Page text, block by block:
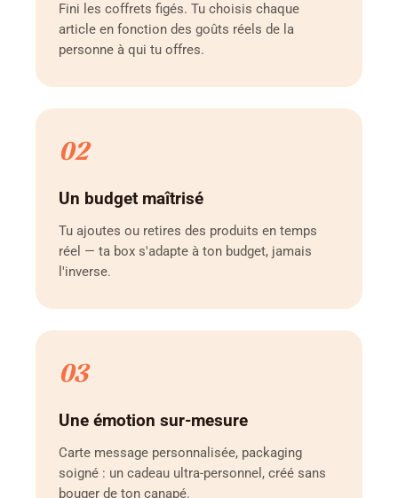
Fini les coffrets figés. Tu choisis chaque
article en fonction des goûts réels de la
personne à qui tu offres.
02
Un budget maîtrisé
Tu ajoutes ou retires des produits en temps
réel — ta box s'adapte à ton budget, jamais
l'inverse.
03
Une émotion sur-mesure
Carte message personnalisée, packaging
soigné : un cadeau ultra-personnel, créé sans
bouger de ton canapé.